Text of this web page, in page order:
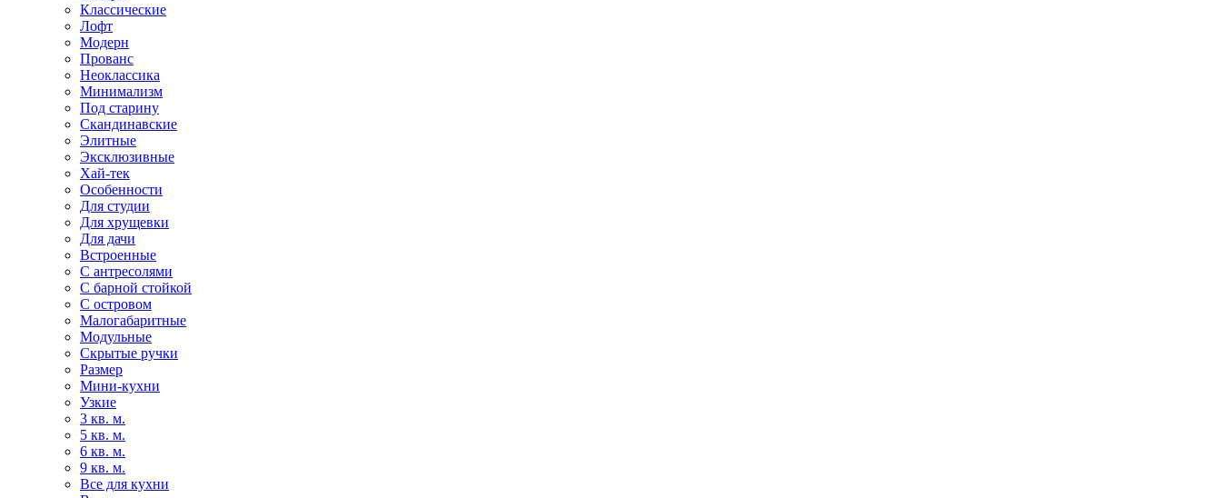
Классические
Лофт
Модерн
Прованс
Неоклассика
Минимализм
Под старину
Скандинавские
Элитные
Эксклюзивные
Хай-тек
Особенности
Для студии
Для хрущевки
Для дачи
Встроенные
С антресолями
С барной стойкой
С островом
Малогабаритные
Модульные
Скрытые ручки
Размер
Мини-кухни
Узкие
3 кв. м.
5 кв. м.
6 кв. м.
9 кв. м.
Все для кухни